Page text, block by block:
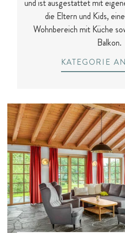
und ist ausgestattet mit
die Eltern und Kids,
Wohnbereich mit Küche
Balkon.
KATEGORIE